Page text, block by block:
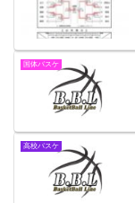
国体バスケ
高校バスケ